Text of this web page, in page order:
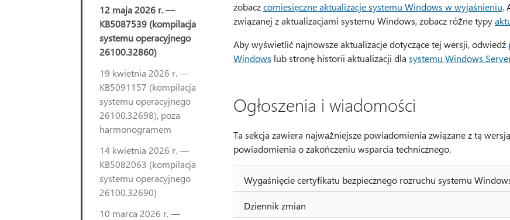
12 maja 2026 r. —
KB5087539 (kompilacja
systemu operacyjnego
26100.32860)
19 kwietnia 2026 r. —
KB5091157 (kompilacja
systemu operacyjnego
26100.32698), poza
harmonogramem
14 kwietnia 2026 r. —
KB5082063 (kompilacja
systemu operacyjnego
26100.32690)
10 marca 2026 r. —
zobaczcomiesięczne aktualizacje systemu Windows w wyjaśnieniu.
związanej z aktualizacjami systemu Windows, zobacz różne typy
Aby wyświetlić najnowsze aktualizacje dotyczące tej wersji, odwiedź
Windows lub stronę historii aktualizacji dla systemu Windows
Ogłoszenia i wiadomości
Ta sekcja zawiera najważniejsze powiadomienia związane z tą
powiadomienia o zakończeniu wsparcia technicznego.
Wygaśnięcie certyfikatu bezpiecznego rozruchu systemu
Dziennik zmian